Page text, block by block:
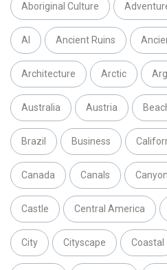
Aboriginal Culture
AI Ancient Ruins
Architecture Arctic
Australia Austria
Brazil Business
Canada Canals Canyon
Castle Central America
City Cityscape Coastal